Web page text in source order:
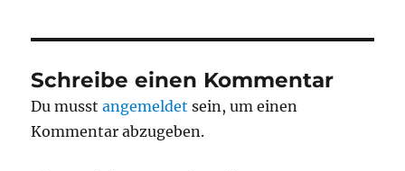
Schreibe einen Kommentar
Du musstangemeldet sein, um einen
Kommentar abzugeben.